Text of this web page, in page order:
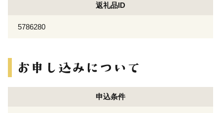
返礼品ID
5786280
申込条件